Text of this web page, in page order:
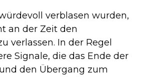
verblasen wurden,
an der Zeit den
verlassen. In der Regel
Signale, die das Ende der
den Übergang zum